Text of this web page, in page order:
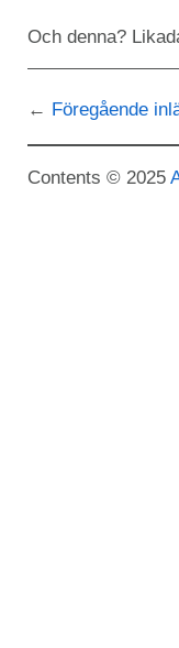
Och denna?
Föregående
Contents © 2025